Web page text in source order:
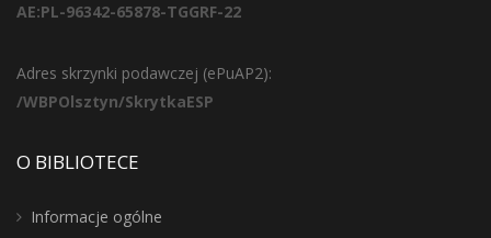
AE:PL-96342-65878-TGGRF-22
Adres skrzynki podawczej (ePuAP2):
/WBPOlsztyn/SkrytkaESP
O BIBLIOTECE
Informacje ogólne